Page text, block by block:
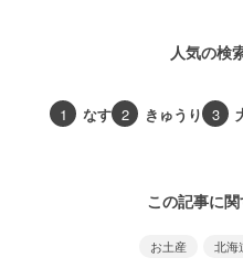
人気の検
1 なす 2 きゅうり 3
この記事に
お土産 北海